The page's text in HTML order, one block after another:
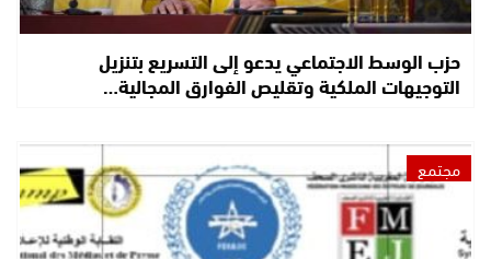
حزب الوسط الاجتماعي يدعو إلى التسريع بتنزيل
التوجيهات الملكية وتقليص الفوارق المجالية…
مجتمع